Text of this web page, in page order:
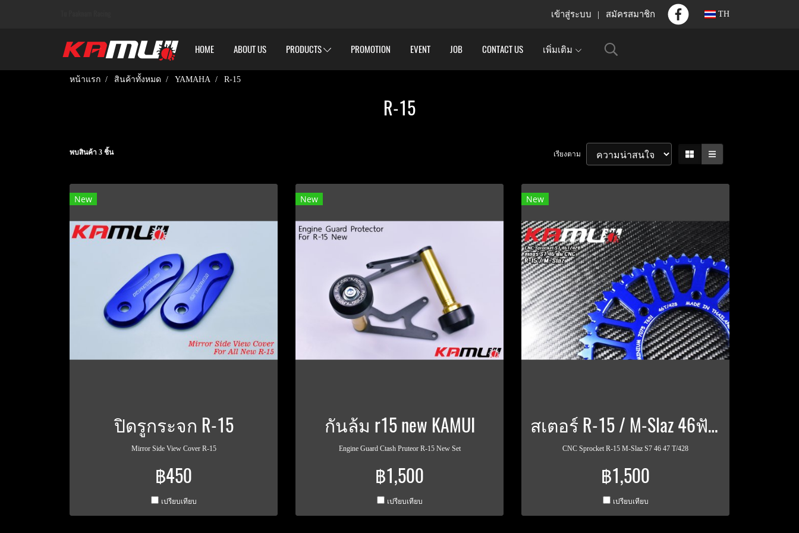
เข้าสู่ระบบ สมัครสมาชิก TH
HOME ABOUT US PRODUCTS PROMOTION EVENT JOB CONTACT US เพิ่มเติม
หน้าแรก สินค้าทั้งหมด YAMAHA R-15
R-15
พบสินค้า 3 ชิ้น เรียงตาม
New
ปิดรูกระจก R-15
Mirror Side View Cover R-15
฿450
เปรียบเทียบ
New
กันล้ม r15 new KAMUI
Engine Guard Ctash Pruteor R-15 New Set
฿1,500
เปรียบเทียบ
New
สเตอร์ R-15 / M-Slaz 46ฟัน 46T/248
CNC Sprocket R-15 M-Slaz S7 46 47 T/428
฿1,500
เปรียบเทียบ